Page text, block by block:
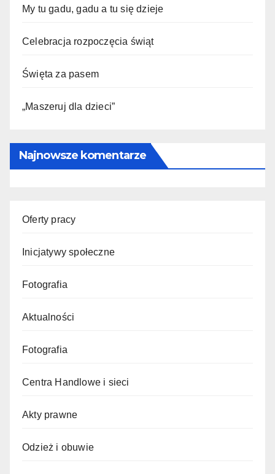
My tu gadu, gadu a tu się dzieje
Celebracja rozpoczęcia świąt
Święta za pasem
„Maszeruj dla dzieci”
Najnowsze komentarze
Oferty pracy
Inicjatywy społeczne
Fotografia
Aktualności
Fotografia
Centra Handlowe i sieci
Akty prawne
Odzież i obuwie